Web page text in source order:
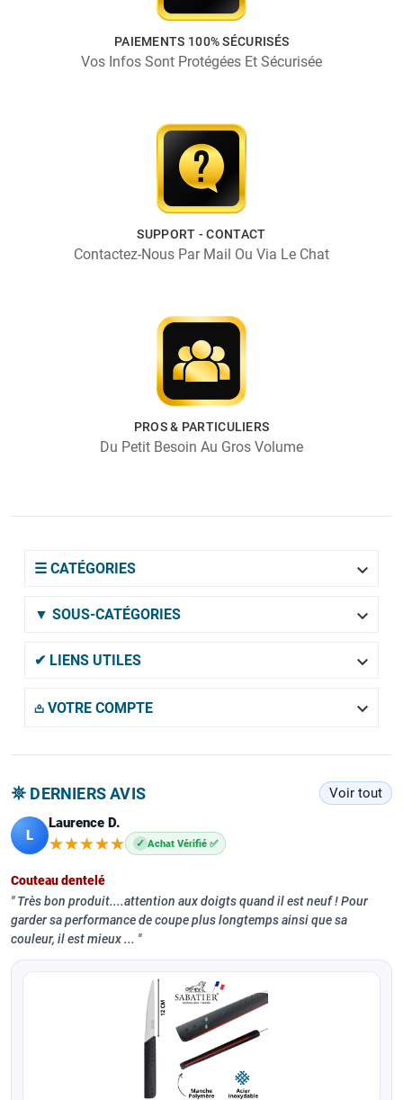
PAIEMENTS 100% SÉCURISÉS
Vos Infos Sont Protégées Et Sécurisée
SUPPORT - CONTACT
Contactez-Nous Par Mail Ou Via Le Chat
PROS & PARTICULIERS
Du Petit Besoin Au Gros Volume
☰ CATÉGORIES 
▼ SOUS-CATÉGORIES 
✔ LIENS UTILES 
𖡌 VOTRE COMPTE 
𖤓 DERNIERS AVIS Voir tout
L
Laurence D.
★★★★★
★★★★★ ✓ Achat Vérifié ✅
Couteau dentelé
Très bon produit....attention aux doigts quand il est neuf ! Pour
garder sa performance de coupe plus longtemps ainsi que sa
couleur, il est mieux ...